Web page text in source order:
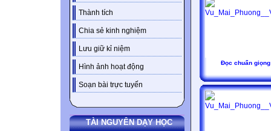
Thành tích
Chia sẻ kinh nghiệm
Lưu giữ kỉ niệm
Hình ảnh hoạt động
Soạn bài trực tuyến
TÀI NGUYÊN DẠY HỌC
Đọc chuẩn giọng